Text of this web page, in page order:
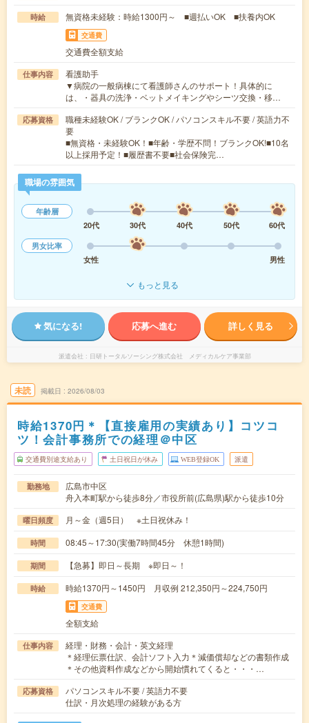
時給 無資格未経験：時給1300円～ ■週払いOK ■扶養内OK
交通費
交通費全額支給
仕事内容
看護助手
▼病院の一般病棟にて看護師さんのサポート！具体的に
は、・器具の洗浄・ベットメイキングやシーツ交換・移…
応募資格
職種未経験OK / ブランクOK / パソコンスキル不要 / 英語力不
要
■無資格・未経験OK！■年齢・学歴不問！ブランクOK!■10名
以上採用予定！■履歴書不要■社会保険完…
職場の雰囲気
年齢層
20代
30代 40代 50代
60代
男女比率
女性
男性
もっと見る
気になる! 応募へ進む 詳しく見る
派遣会社 日研トータルソーシング株式会社 メディカルケア事業部
未読 掲載日 2026/08/03
時給1370円＊【直接雇用の実績あり】コツコ
ツ！会計事務所での経理＠中区
交通費別途支給あり 土日祝日が休み WEB登録OK 派遣
勤務地
広島市中区
舟入本町駅から徒歩8分／市役所前(広島県)駅から徒歩10分
曜日頻度 月～金（週5日） ※土日祝休み！
時間 08:45～17:30(実働7時間45分 休憩1時間)
期間 【急募】即日～長期 ※即日～！
時給 時給1370円～1450円 月収例 212,350円～224,750円
交通費
全額支給
仕事内容
経理・財務・会計・英文経理
＊経理伝票仕訳、会計ソフト入力＊減価償却などの書類作成
＊その他資料作成などから開始慣れてくると・・・…
応募資格
パソコンスキル不要 / 英語力不要
仕訳・月次処理の経験がある方